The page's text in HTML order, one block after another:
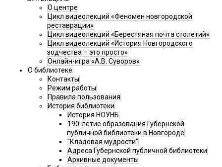
О центре
Цикл видеолекций «Феномен новгородской
реставрации»
Цикл видеолекций «Берестяная почта столетий»
Цикл видеолекций «История Новгородского
зодчества – это просто»
Онлайн-игра «А.В. Суворов»
О библиотеке
Контакты
Режим работы
Правила пользования
История библиотеки
История НОУНБ
190-летие образования Губернской
публичной библиотеки в Новгороде
"Кладовая мудрости"
Адреса Губернской публичной библиотеки
Архивные документы